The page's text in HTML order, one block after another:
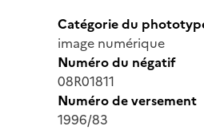
Catégorie du
image numérique
Numéro du négatif
08R01811
Numéro de versement
1996/83